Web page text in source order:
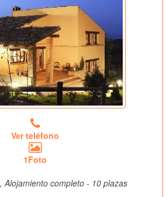
Ver teléfono
1Foto
Alojamiento completo - 10 plazas